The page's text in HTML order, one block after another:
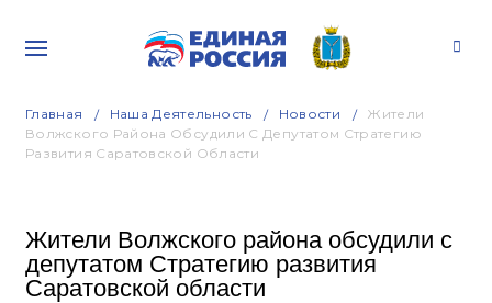
Главная Наша Деятельность Новости
Жители
Волжского Района Обсудили С Депутатом Стратегию
Развития Саратовской Области
Жители Волжского района обсудили с
депутатом Стратегию развития
Саратовской области